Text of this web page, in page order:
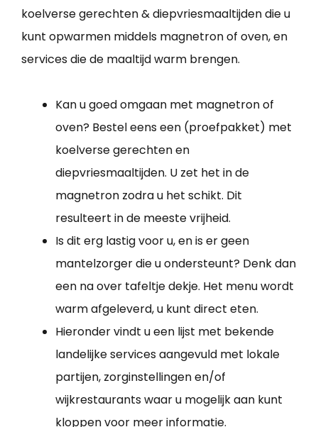
koelverse gerechten & diepvriesmaaltijden die u
kunt opwarmen middels magnetron of oven, en
services die de maaltijd warm brengen.
Kan u goed omgaan met magnetron of
oven? Bestel eens een (proefpakket) met
koelverse gerechten en
diepvriesmaaltijden. U zet het in de
magnetron zodra u het schikt. Dit
resulteert in de meeste vrijheid.
Is dit erg lastig voor u, en is er geen
mantelzorger die u ondersteunt? Denk dan
een na over tafeltje dekje. Het menu wordt
warm afgeleverd, u kunt direct eten.
Hieronder vindt u een lijst met bekende
landelijke services aangevuld met lokale
partijen, zorginstellingen en/of
wijkrestaurants waar u mogelijk aan kunt
kloppen voor meer informatie.